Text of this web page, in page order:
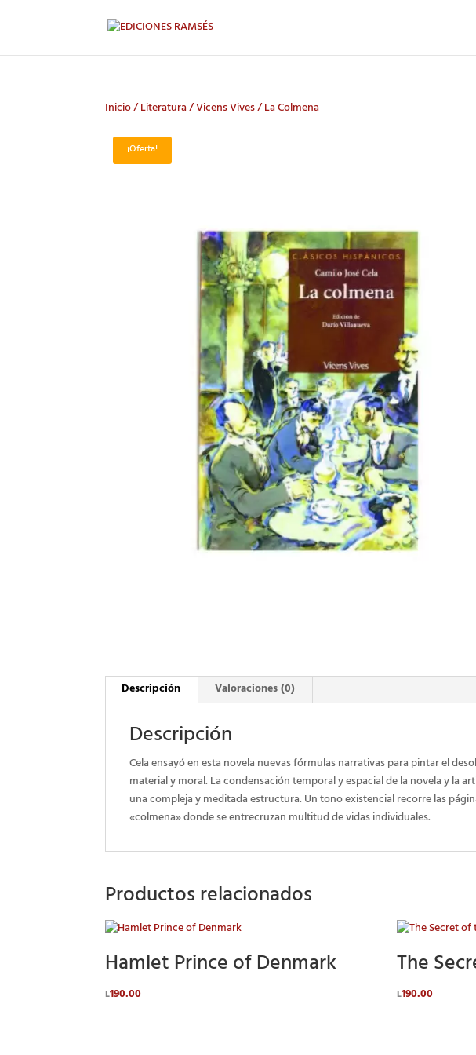
Inicio/Literatura/Vicens Vives/ La Colmena
¡Oferta!
Descripción Valoraciones (0)
Descripción
Cela ensayó en esta novela nuevas fórmulas narrativas para pintar el
material y moral. La condensación temporal y espacial de la novela y la
una compleja y meditada estructura. Un tono existencial recorre las
«colmena» donde se entrecruzan multitud de vidas individuales.
Productos relacionados
Hamlet Prince of Denmark
L190.00
The
L190.00